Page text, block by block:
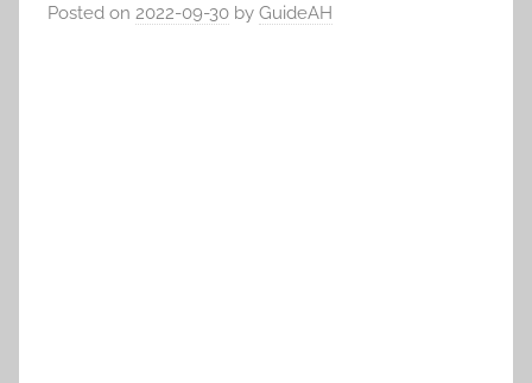
Posted on 2022-09-30 by GuideAH